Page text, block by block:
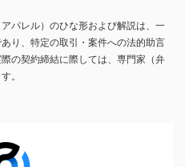
パレル）のひな形および解説は、一
り、特定の取引・案件への法的助言
の契約締結に際しては、専門家（弁
。